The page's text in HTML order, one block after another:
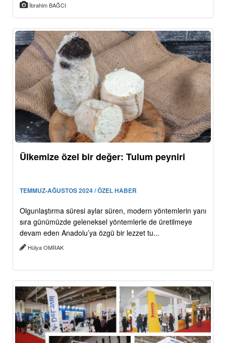
İbrahim BAĞCI
Ülkemize özel bir değer: Tulum peyniri
TEMMUZ-AĞUSTOS 2024 / ÖZEL HABER
Olgunlaştırma süresi aylar süren, modern yöntemlerin yanı
sıra günümüzde geleneksel yöntemlerle de üretilmeye
devam eden Anadolu’ya özgü bir lezzet tu...
Hülya OMRAK